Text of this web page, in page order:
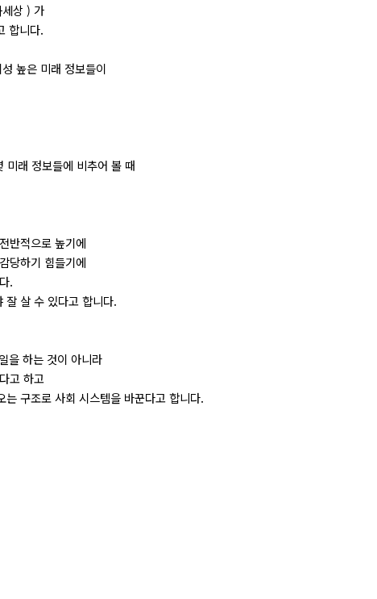
상 ) 가
합니다.
높은 미래 정보들이
래 정보들에 비추어 볼 때
반적으로 높기에
당하기 힘들기에
.
잘 살 수 있다고 합니다.
을 하는 것이 아니라
고 하고
구조로 사회 시스템을 바꾼다고 합니다.